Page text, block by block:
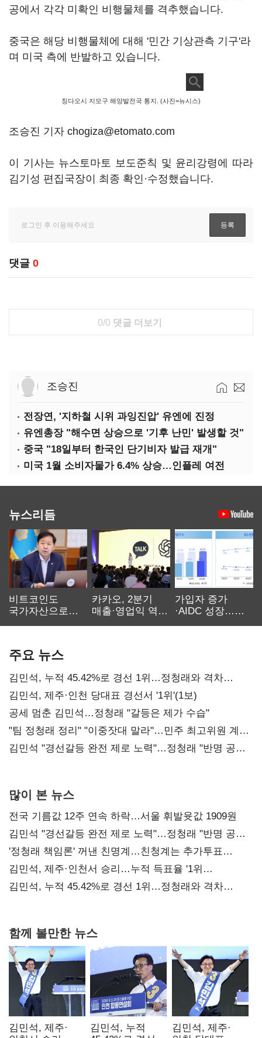
공에서 각각 미확인 비행물체를 격추했습니다.
중국은 해당 비행물체에 대해 '민간 기상관측 기구'라
며 미국 측에 반발하고 있습니다.
칭다오시 지모구 해양발전국 통지. (사진=뉴시스)
조승진 기자 chogiza@etomato.com
이 기사는 뉴스토마토 보도준칙 및 윤리강령에 따라
김기성 편집국장이 최종 확인·수정했습니다.
댓글 0
0/0 댓글 더보기
조승진
전장연, '지하철 시위 과잉진압' 유엔에 진정
유엔총장 "해수면 상승으로 '기후 난민' 발생할 것"
중국 "18일부터 한국인 단기비자 발급 재개"
미국 1월 소비자물가 6.4% 상승…인플레 여전
뉴스리듬
비트코인도
국가자산으로…'
카카오, 2분기
매출·영업익 역대
가입자 증가
·AIDC 성장…
주요 뉴스
김민석, 누적 45.42%로 경선 1위…정청래와 격차
0.86%p(2보)
김민석, 제주·인천 당대표 경선서 '1위'(1보)
공세 멈춘 김민석…정청래 "갈등은 제가 수습"
"팀 정청래 정리" "이중잣대 말라"…민주 최고위원 계파
다툼 격화
김민석 "경선갈등 완전 제로 노력"…정청래 "반명 공세
많이 본 뉴스
전국 기름값 12주 연속 하락…서울 휘발윳값 1909원
김민석 "경선갈등 완전 제로 노력"…정청래 "반명 공세
사과부터"
'정청래 책임론' 꺼낸 친명계…친청계는 추가투표
때리기
김민석, 제주·인천서 승리…누적 득표율 '1위
탈환'(종합)
김민석, 누적 45.42%로 경선 1위…정청래와 격차
함께 볼만한 뉴스
김민석, 제주·
김민석, 누적
김민석, 제주·